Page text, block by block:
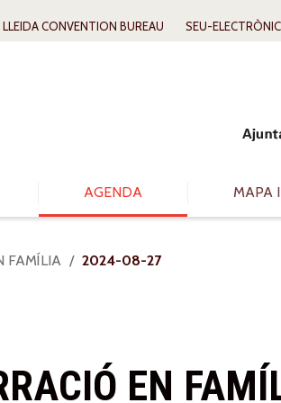
LLEIDA CONVENTION BUREAU SEU-
AGENDA MAPA
FAMÍLIA 2024-08-27
EN